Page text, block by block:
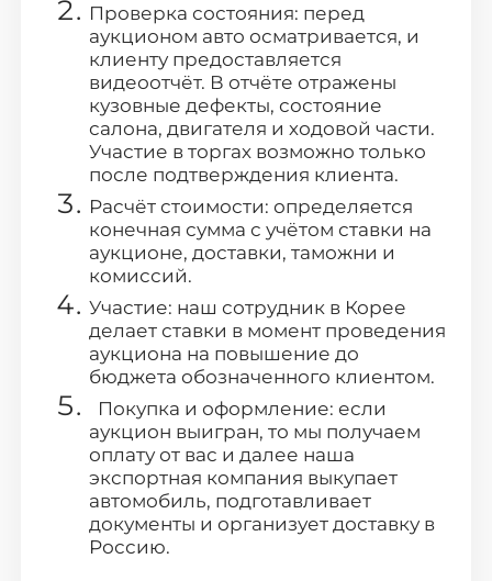
Проверка состояния: перед
аукционом авто осматривается, и
клиенту предоставляется
видеоотчёт. В отчёте отражены
кузовные дефекты, состояние
салона, двигателя и ходовой части.
Участие в торгах возможно только
после подтверждения клиента.
Расчёт стоимости: определяется
конечная сумма с учётом ставки на
аукционе, доставки, таможни и
комиссий.
Участие: наш сотрудник в Корее
делает ставки в момент проведения
аукциона на повышение до
бюджета обозначенного клиентом.
Покупка и оформление: если
аукцион выигран, то мы получаем
оплату от вас и далее наша
экспортная компания выкупает
автомобиль, подготавливает
документы и организует доставку в
Россию.